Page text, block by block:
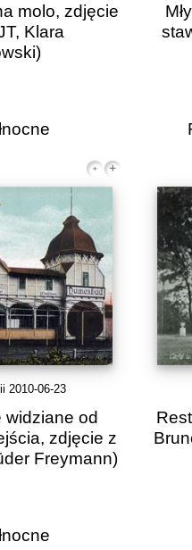
molo, zdjęcie
Klara
2010-06-23
widziane od
zdjęcie z
Freymann)